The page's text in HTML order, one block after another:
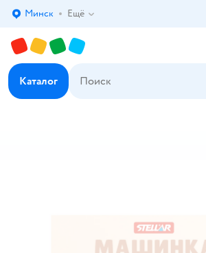
Выбор адреса доставки.
Минск Ещё
Каталог